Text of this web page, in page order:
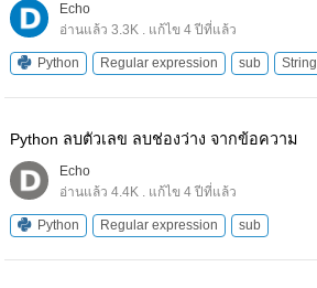
Echo
อ่านแล้ว 3.3K . แก้ไข 4 ปีที่แล้ว
Python Regular expression sub String
Python ลบตัวเลข ลบช่องว่าง จากข้อความ
Echo
อ่านแล้ว 4.4K . แก้ไข 4 ปีที่แล้ว
Python Regular expression sub